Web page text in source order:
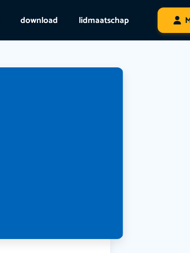
download lidmaatschap